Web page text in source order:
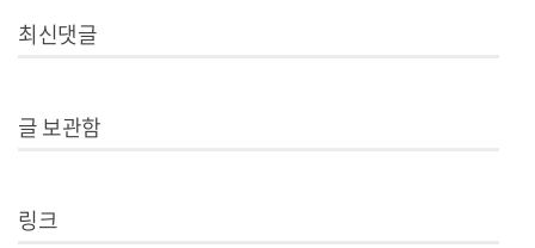
최신댓글
글 보관함
링크